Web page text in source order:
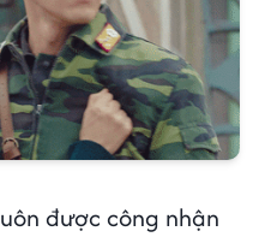
được công nhận